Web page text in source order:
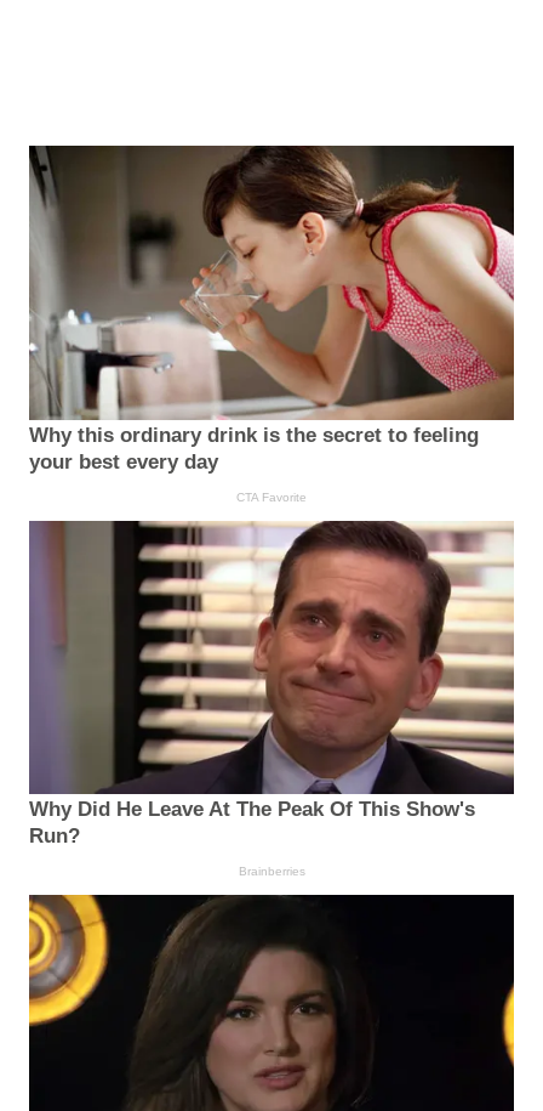
Why this ordinary drink is the secret to feeling
your best every day
CTA Favorite
Why Did He Leave At The Peak Of This Show's
Run?
Brainberries